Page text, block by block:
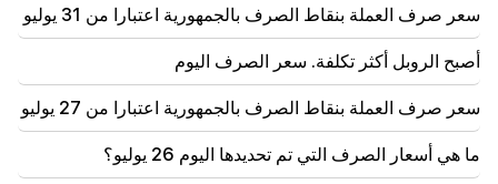
18:00
سنقول وداعًا لدرجات الحرارة التي تزيد عن +35 درجة
مئوية لفترة طويلة. عزيزيان
سوف يتغير الطقس في أرمينيا بشكل كبير
17:00
سعر صرف العملة بنقاط الصرف بالجمهورية اعتبارا من 31 يوليو
أصبح الروبل أكثر تكلفة. سعر الصرف اليوم
سعر صرف العملة بنقاط الصرف بالجمهورية اعتبارا من 27 يوليو
ما هي أسعار الصرف التي تم تحديدها اليوم 26 يوليو؟